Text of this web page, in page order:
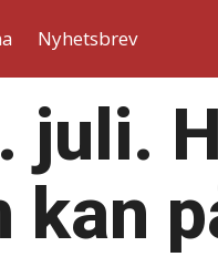
Nyhetsbrev
juli.
kan